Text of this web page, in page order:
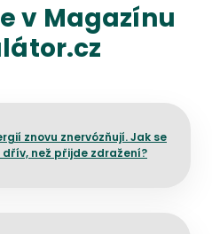
v Magazínu
znovu znervózňují. Jak se
než přijde zdražení?